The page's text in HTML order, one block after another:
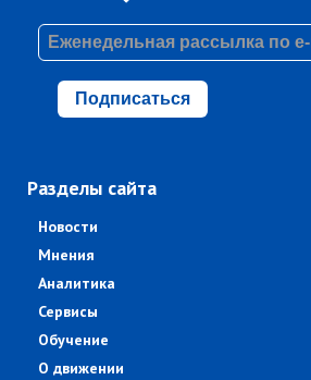
Подписаться
Разделы сайта
Новости
Мнения
Аналитика
Сервисы
Обучение
О движении